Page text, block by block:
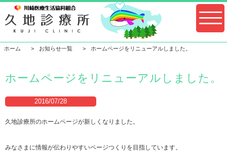
ホーム お知らせ一覧 ホームページをリニューアルしました。
ホームページをリニューアルしました。
2016/07/28
久地診療所のホームページが新しくなりました。
みなさまに情報が伝わりやすいページつくりを目指しています。